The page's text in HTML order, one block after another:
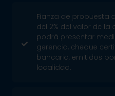
Fianza de propuesta
del 2% del valor de la
podrá presentar
gerencia, cheque
bancaria, emitidos
localidad.